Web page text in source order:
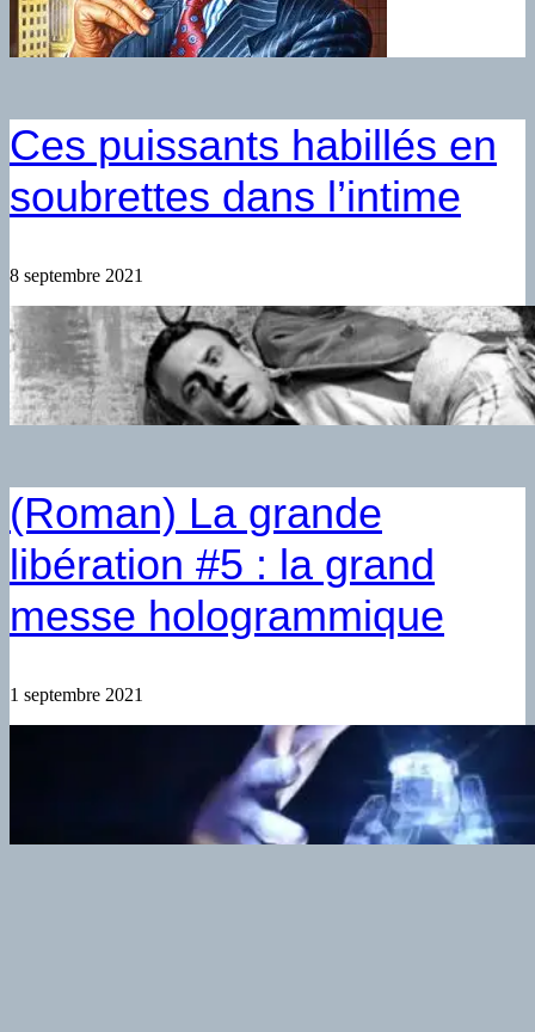
Ces puissants habillés en
soubrettes dans l’intime
8 septembre 2021
(Roman) La grande
libération #5 : la grand
messe hologrammique
1 septembre 2021